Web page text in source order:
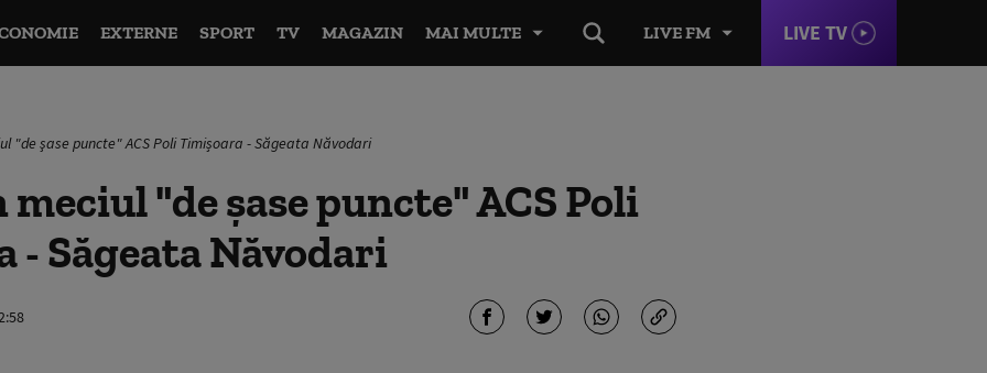
LIVE FM LIVE TV
EXTERNE SPORT TV MAGAZIN MAI MULTE
"de şase puncte" ACS Poli Timișoara - Săgeata Năvodari
meciul "de şase puncte" ACS Poli
- Săgeata Năvodari